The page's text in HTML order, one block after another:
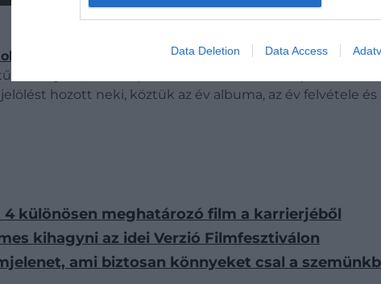
Data Deletion Data Access
, a rajongók már régóta szerették volna zenés
majd fel, ám Carpenter inkább Alice szerepét
hozott neki, köztük az év albuma, az év felvétele
4 különösen meghatározó film a karrierjéből
kihagyni az idei Verzió Filmfesztiválon
ami biztosan könnyeket csal a